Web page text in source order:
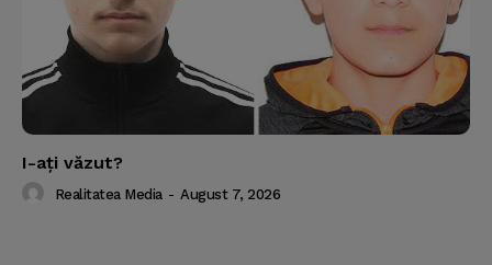
I-aţi văzut?
Realitatea Media - August 7, 2026